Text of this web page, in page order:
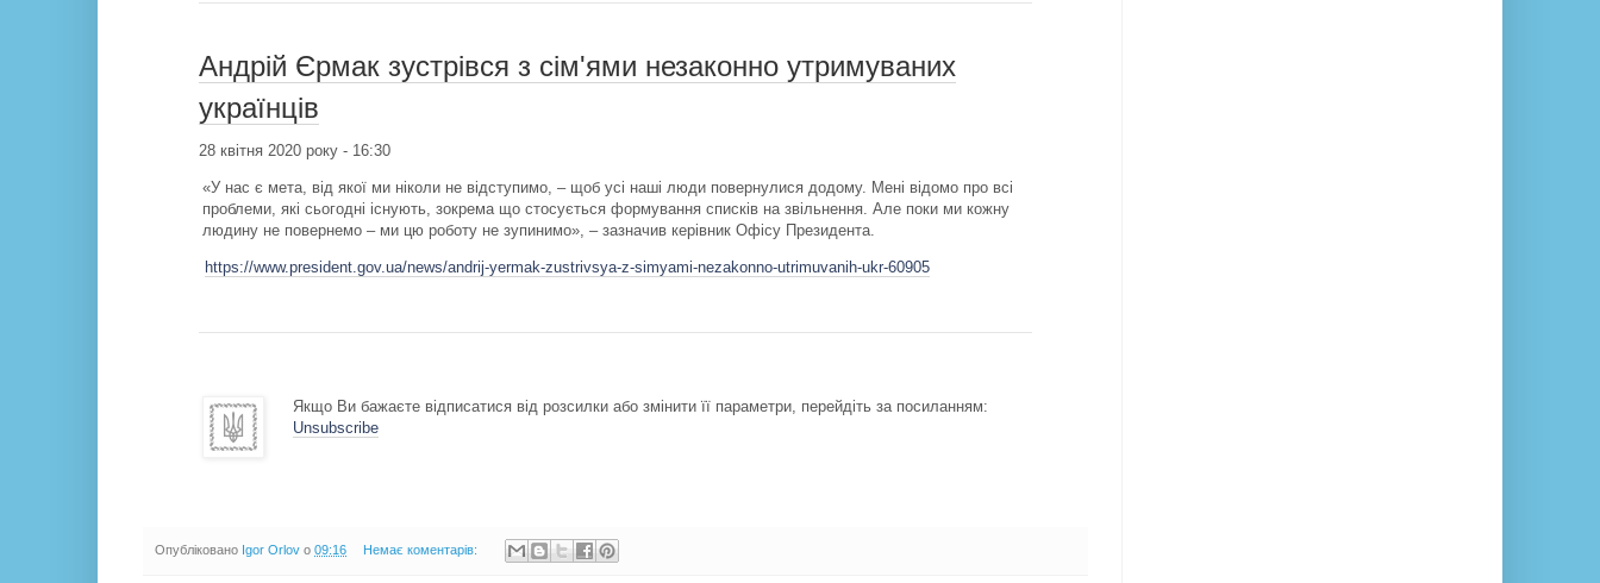
Андрій Єрмак зустрівся з сім'ями незаконно утримуваних
українців
28 квітня 2020 року - 16:30
«У нас є мета, від якої ми ніколи не відступимо, – щоб усі наші люди повернулися додому. Мені відомо про всі
проблеми, які сьогодні існують, зокрема що стосується формування списків на звільнення. Але поки ми кожну
людину не повернемо – ми цю роботу не зупинимо», – зазначив керівник Офісу Президента.
https://www.president.gov.ua/news/andrij-yermak-zustrivsya-z-simyami-nezakonno-utrimuvanih-ukr-60905
Якщо Ви бажаєте відписатися від розсилки або змінити її параметри, перейдіть за посиланням:
Unsubscribe
Опубліковано Igor Orlov о 09:16 Немає коментарів: